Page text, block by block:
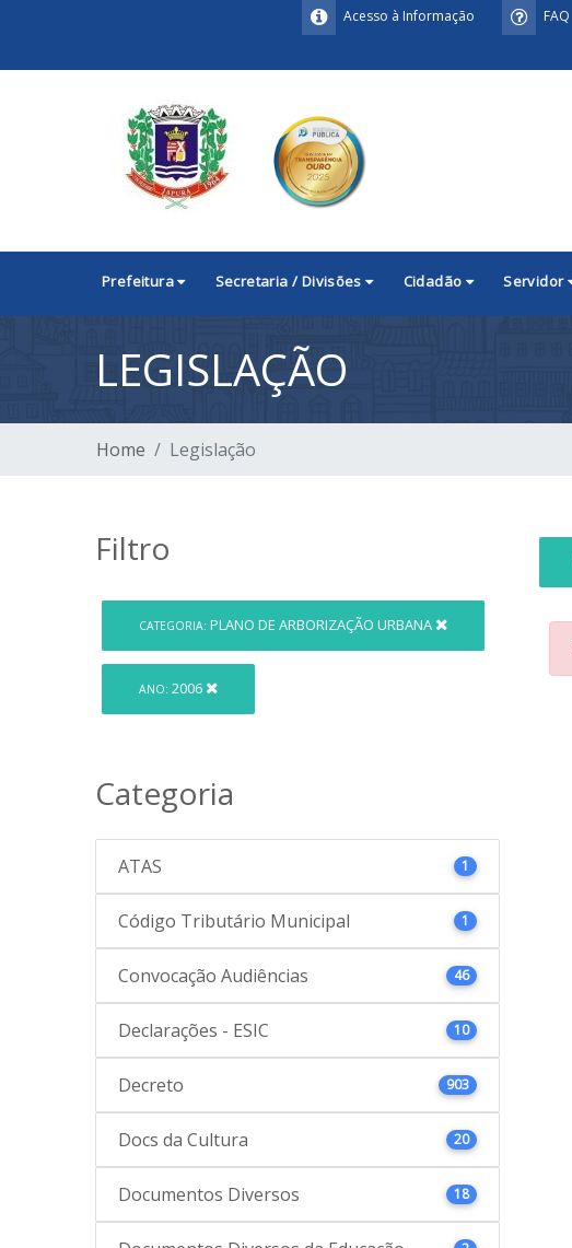
FAQ
Acesso à Informação
Prefeitura Secretaria / Divisões Cidadão Servidor
LEGISLAÇÃO
Home Legislação
Filtro
CATEGORIA: PLANO DE ARBORIZAÇÃO URBANA
ANO: 2006
Categoria
ATAS 1
Código Tributário Municipal 1
Convocação Audiências 46
Declarações - ESIC 10
Decreto 903
Docs da Cultura 20
Documentos Diversos 18